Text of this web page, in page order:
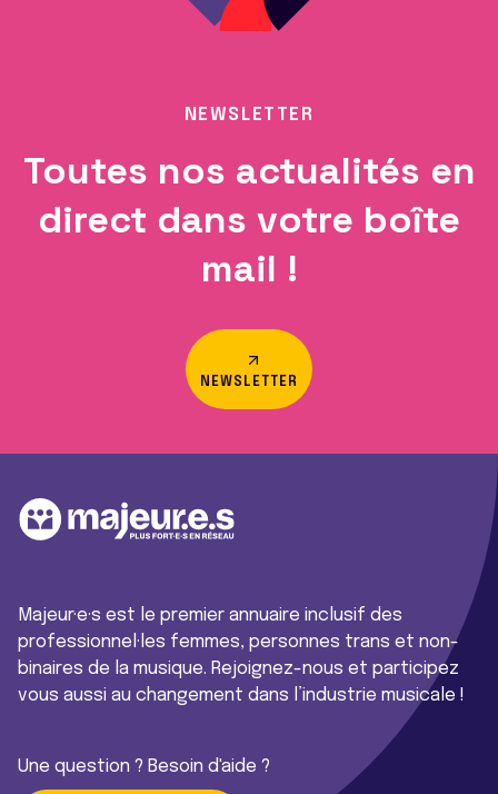
NEWSLETTER
Toutes nos actualités en
direct dans votre boîte
mail !
NEWSLETTER
Majeur·e·s est le premier annuaire inclusif des
professionnel·les femmes, personnes trans et non-
binaires de la musique. Rejoignez-nous et participez
vous aussi au changement dans l’industrie musicale !
Une question ? Besoin d'aide ?